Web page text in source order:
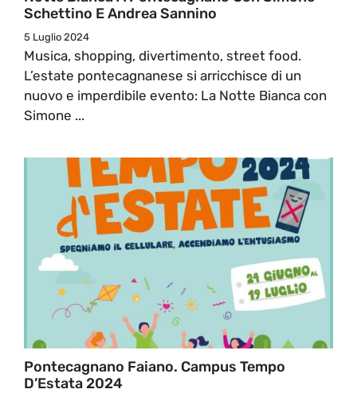
Schettino E Andrea Sannino
5 Luglio 2024
Musica, shopping, divertimento, street food.
L’estate pontecagnanese si arricchisce di un
nuovo e imperdibile evento: La Notte Bianca con
Simone ...
Pontecagnano Faiano. Campus Tempo
D’Estata 2024